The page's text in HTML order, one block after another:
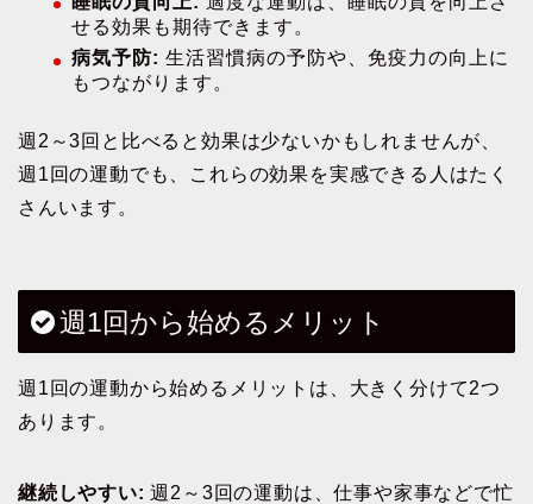
せる効果も期待できます。
病気予防: 生活習慣病の予防や、免疫力の向上に
もつながります。
週2～3回と比べると効果は少ないかもしれませんが、
週1回の運動でも、これらの効果を実感できる人はたく
さんいます。
週1回から始めるメリット
週1回の運動から始めるメリットは、大きく分けて2つ
あります。
継続しやすい: 週2～3回の運動は、仕事や家事などで忙